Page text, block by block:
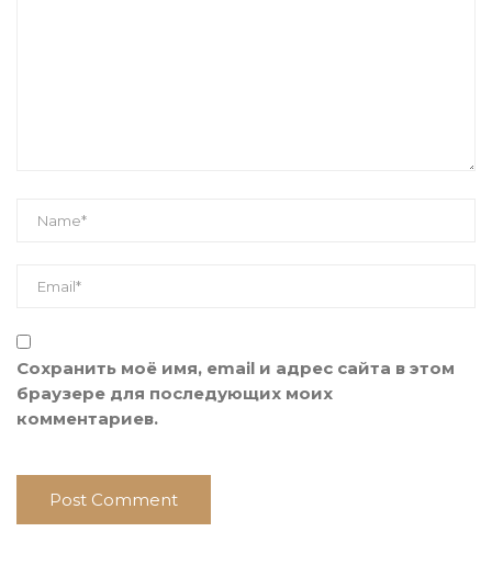
Сохранить моё имя, email и адрес сайта в этом
браузере для последующих моих
комментариев.